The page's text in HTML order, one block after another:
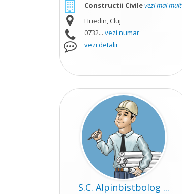
Constructii Civilevezi mai mult
Huedin, Cluj
0732... vezi numar
vezi detalii
S.C. Alpinbistbolog ...